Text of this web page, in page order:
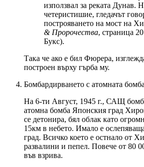
използвал за реката Дунав.
четеристишие, гледачът
построяването на мост на
& Пророчества, страница
Букс).
Така че ако е бил Фюрера,
построен върху гърба му.
Бомбардирването с атомната
На 6-ти Август, 1945 г., САЩ
атомна бомба Японския град
се детонира, бял облак като
15км в небето. Имало е
град. Всичко което е остнало от
развалини и пепел. Повече от 80
във взрива.